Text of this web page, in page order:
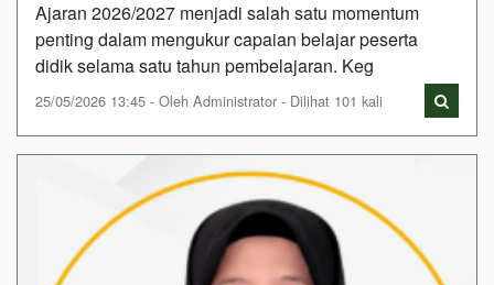
Ajaran 2026/2027 menjadi salah satu momentum
penting dalam mengukur capaian belajar peserta
didik selama satu tahun pembelajaran. Keg
25/05/2026 13:45 - Oleh Administrator - Dilihat 101 kali